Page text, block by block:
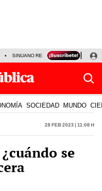
SINUANO RESULTADOS HOY
SOCIEDAD MUNDO
28 Feb 2023 | 11:08 h
se